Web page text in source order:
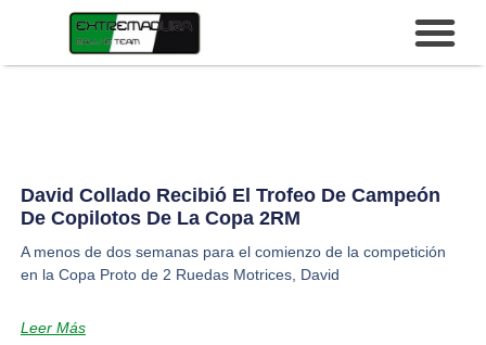
David Collado Recibió El Trofeo De Campeón
De Copilotos De La Copa 2RM
A menos de dos semanas para el comienzo de la competición
en la Copa Proto de 2 Ruedas Motrices, David
Leer Más